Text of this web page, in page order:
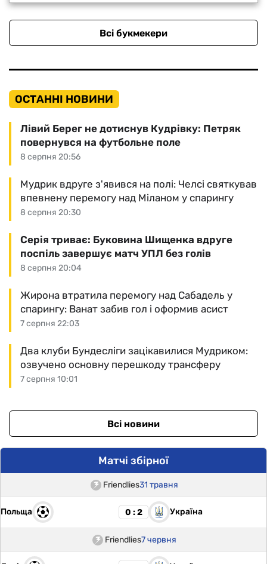
Всі букмекери
ОСТАННІ НОВИНИ
8 серпня 20:56
Лівий Берег не дотиснув Кудрівку: Петряк
повернувся на футбольне поле
8 серпня 20:30
Мудрик вдруге з'явився на полі: Челсі святкував
впевнену перемогу над Міланом у спарингу
8 серпня 20:04
Серія триває: Буковина Шищенка вдруге
поспіль завершує матч УПЛ без голів
7 серпня 22:03
Жирона втратила перемогу над Сабадель у
спарингу: Ванат забив гол і оформив асист
7 серпня 10:01
Два клуби Бундесліги зацікавилися Мудриком:
озвучено основну перешкоду трансферу
Всі новини
Матчі збірної
Friendlies31 травня
Польща 0 : 2 Україна
Friendlies7 червня